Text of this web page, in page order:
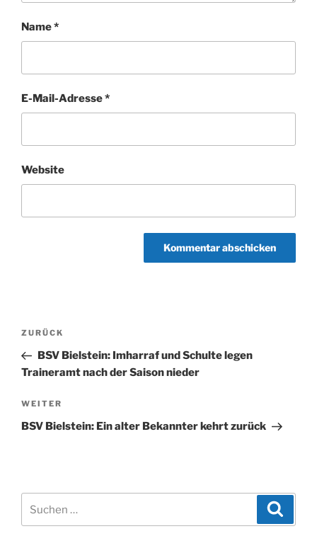
Name*
E-Mail-Adresse*
Website
Beitragsnavigation
Vorheriger
Beitrag
ZURÜCK
BSV Bielstein: Imharraf und Schulte legen
Traineramt nach der Saison nieder
Nächster
Beitrag
WEITER
BSV Bielstein: Ein alter Bekannter kehrt zurück